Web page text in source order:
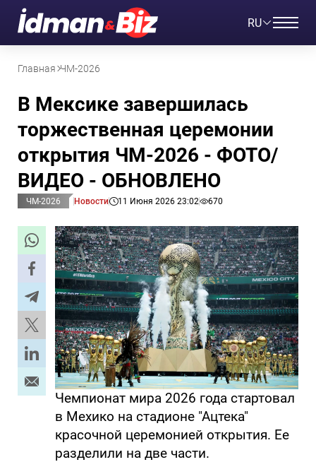
RU
Главная ЧМ-2026
В Мексике завершилась
торжественная церемонии
открытия ЧМ-2026 - ФОТО/
ВИДЕО - ОБНОВЛЕНО
ЧМ-2026 Новости 11 Июня 2026 23:02 670
Чемпионат мира 2026 года стартовал
в Мехико на стадионе "Ацтека"
красочной церемонией открытия. Ее
разделили на две части.